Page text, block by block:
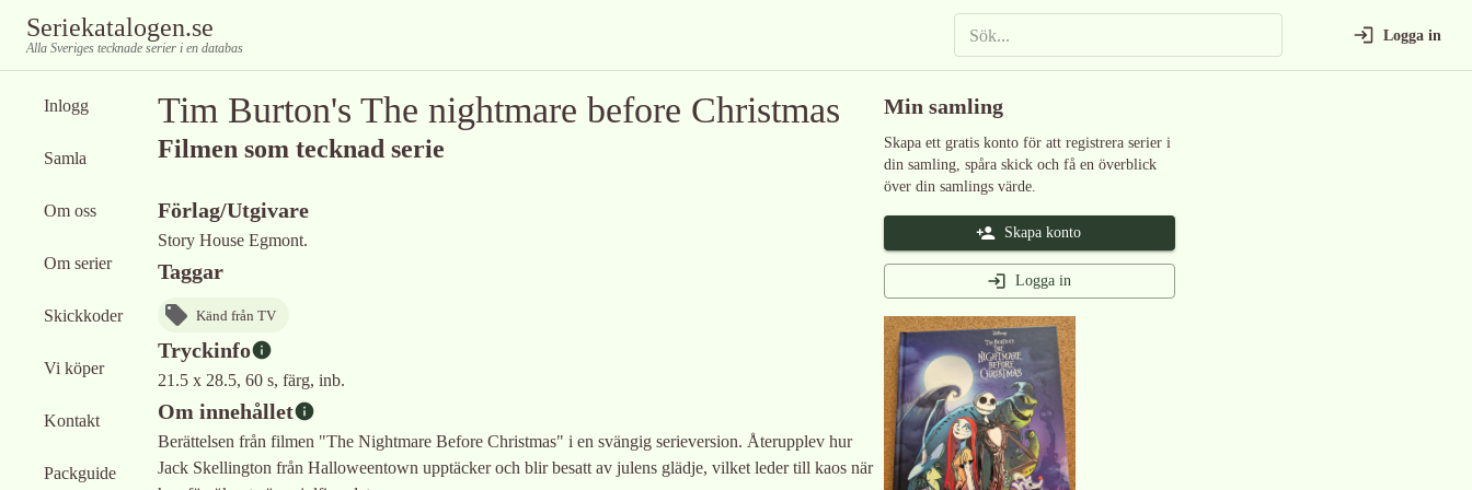
Seriekatalogen.se
Alla Sveriges tecknade serier i en databas
Logga in
Inlogg
Samla
Om oss
Om serier
Skickkoder
Vi köper
Kontakt
Packguide
Tim Burton's The nightmare before Christmas
Filmen som tecknad serie
Förlag/Utgivare
Story House Egmont.
Taggar
Känd från TV
Tryckinfo
21.5 x 28.5, 60 s, färg, inb.
Om innehållet
Berättelsen från filmen "The Nightmare Before Christmas" i en svängig serieversion. Återupplev hur
Jack Skellington från Halloweentown upptäcker och blir besatt av julens glädje, vilket leder till kaos när
Min samling
Skapa ett gratis konto för att registrera serier i
din samling, spåra skick och få en överblick
över din samlings värde.
Skapa konto
Logga in